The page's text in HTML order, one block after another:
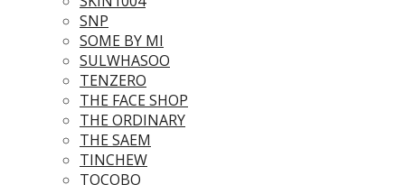
SNP
SOME BY MI
SULWHASOO
TENZERO
THE FACE SHOP
THE ORDINARY
THE SAEM
TINCHEW
TOCOBO